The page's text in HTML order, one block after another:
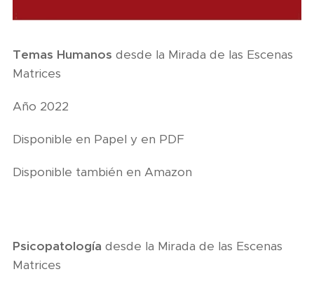
Temas Humanos desde la Mirada de las Escenas
Matrices
Año 2022
Disponible en Papel y en PDF
Disponible también en Amazon
Psicopatología desde la Mirada de las Escenas
Matrices